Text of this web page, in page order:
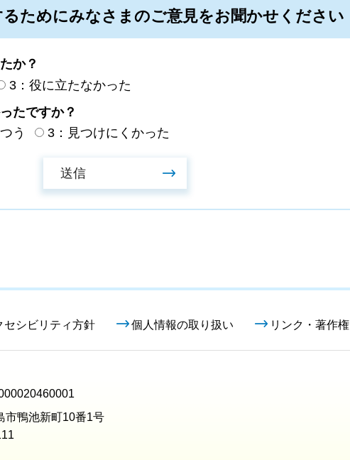
ためにみなさまのご意見をお聞かせください
か？
3：役に立たなかった
たですか？
う 3：見つけにくかった
セシビリティ方針 個人情報の取り扱い リンク・著作権
市鴨池新町10番1号